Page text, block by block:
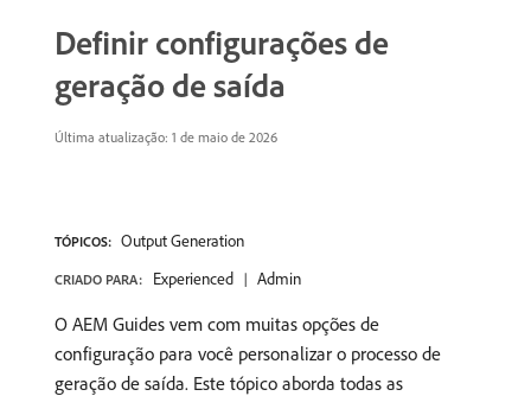
Definir configurações de
geração de saída
Última atualização: 1 de maio de 2026
TÓPICOS: Output Generation
CRIADO PARA: Experienced Admin
O AEM Guides vem com muitas opções de
configuração para você personalizar o processo de
geração de saída. Este tópico aborda todas as